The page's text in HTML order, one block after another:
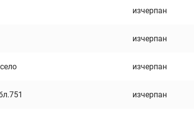
изчерпан
изчерпан
изчерпан
изчерпан